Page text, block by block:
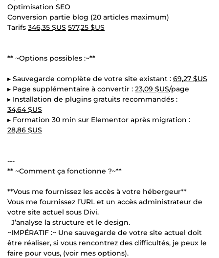
Optimisation SEO
Conversion partie blog (20 articles maximum)
Tarifs 346,35 $US 577,25 $US
** ~Options possibles :~**
▸ Sauvegarde complète de votre site existant : 69,27 $US
▸ Page supplémentaire à convertir : 23,09 $US/page
▸ Installation de plugins gratuits recommandés :
34,64 $US
▸ Formation 30 min sur Elementor après migration :
28,86 $US
---
** ~Comment ça fonctionne ?~**
**Vous me fournissez les accès à votre hébergeur**
Vous me fournissez l’URL et un accès administrateur de
votre site actuel sous Divi.
J’analyse la structure et le design.
~IMPÉRATIF :~ Une sauvegarde de votre site actuel doit
être réaliser, si vous rencontrez des difficultés, je peux le
faire pour vous, (voir mes options).